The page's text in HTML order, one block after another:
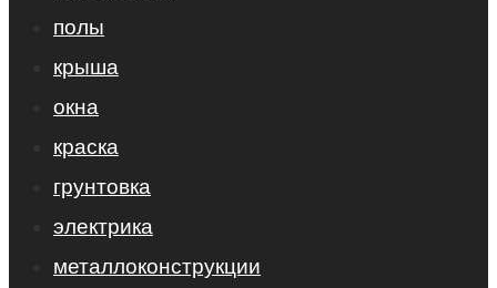
полы
крыша
окна
краска
грунтовка
электрика
металлоконструкции